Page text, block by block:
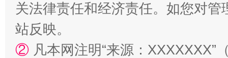
关法律责任和经济责任。如您对
站反映。
② 凡本网注明“来源：